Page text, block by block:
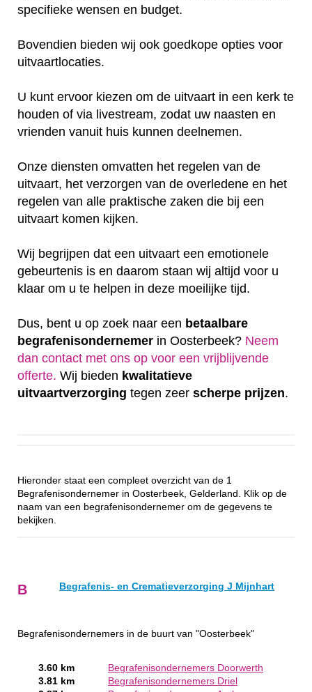
specifieke wensen en budget.
Bovendien bieden wij ook goedkope opties voor
uitvaartlocaties.
U kunt ervoor kiezen om de uitvaart in een kerk te
houden of via livestream, zodat uw naasten en
vrienden vanuit huis kunnen deelnemen.
Onze diensten omvatten het regelen van de
uitvaart, het verzorgen van de overledene en het
regelen van alle praktische zaken die bij een
uitvaart komen kijken.
Wij begrijpen dat een uitvaart een emotionele
gebeurtenis is en daarom staan wij altijd voor u
klaar om u te helpen in deze moeilijke tijd.
Dus, bent u op zoek naar een betaalbare
begrafenisondernemer in Oosterbeek? Neem
dan contact met ons op voor een vrijblijvende
offerte‎. Wij bieden kwalitatieve
uitvaartverzorging tegen zeer scherpe prijzen.
Hieronder staat een compleet overzicht van de 1
Begrafenisondernemer in Oosterbeek, Gelderland. Klik op de
naam van een begrafenisondernemer om de gegevens te
bekijken.
B Begrafenis- en Crematieverzorging J Mijnhart
Begrafenisondernemers in de buurt van "Oosterbeek"
3.60 km
Begrafenisondernemers Doorwerth
3.81 km
Begrafenisondernemers Driel